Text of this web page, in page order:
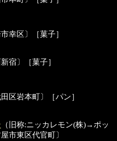
幸区〕［菓子］
宿〕［菓子］
区岩本町〕［パン］
（旧称:ニッカレモン(株)→ポッ
市東区代官町〕